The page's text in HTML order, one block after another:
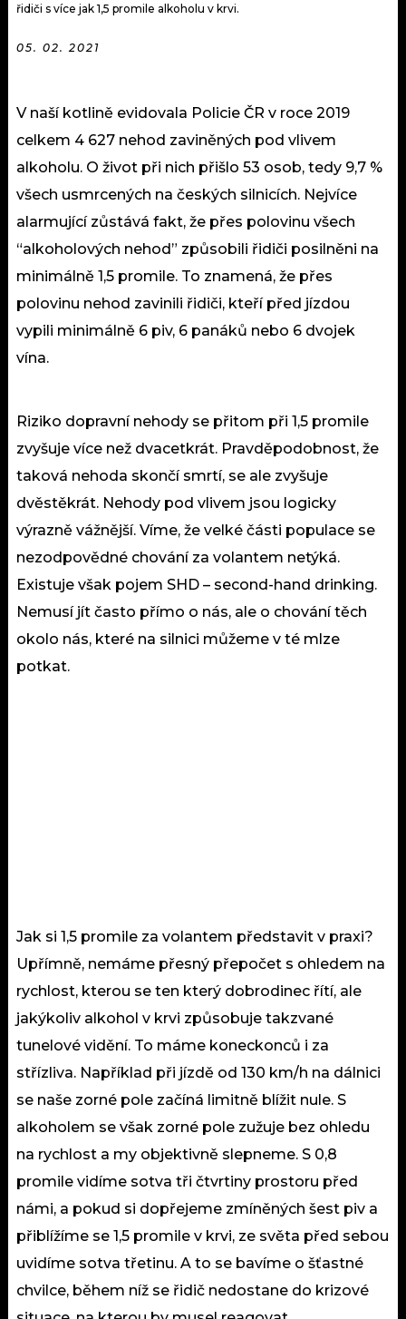
řidiči s více jak 1,5 promile alkoholu v krvi.
05. 02. 2021
V naší kotlině evidovala Policie ČR v roce 2019
celkem 4 627 nehod zaviněných pod vlivem
alkoholu. O život při nich přišlo 53 osob, tedy 9,7 %
všech usmrcených na českých silnicích. Nejvíce
alarmující zůstává fakt, že přes polovinu všech
“alkoholových nehod” způsobili řidiči posilněni na
minimálně 1,5 promile. To znamená, že přes
polovinu nehod zavinili řidiči, kteří před jízdou
vypili minimálně 6 piv, 6 panáků nebo 6 dvojek
vína.
Riziko dopravní nehody se přitom při 1,5 promile
zvyšuje více než dvacetkrát. Pravděpodobnost, že
taková nehoda skončí smrtí, se ale zvyšuje
dvěstěkrát. Nehody pod vlivem jsou logicky
výrazně vážnější. Víme, že velké části populace se
nezodpovědné chování za volantem netýká.
Existuje však pojem SHD – second-hand drinking.
Nemusí jít často přímo o nás, ale o chování těch
okolo nás, které na silnici můžeme v té mlze
potkat.
Jak si 1,5 promile za volantem představit v praxi?
Upřímně, nemáme přesný přepočet s ohledem na
rychlost, kterou se ten který dobrodinec řítí, ale
jakýkoliv alkohol v krvi způsobuje takzvané
tunelové vidění. To máme koneckonců i za
střízliva. Například při jízdě od 130 km/h na dálnici
se naše zorné pole začíná limitně blížit nule. S
alkoholem se však zorné pole zužuje bez ohledu
na rychlost a my objektivně slepneme. S 0,8
promile vidíme sotva tři čtvrtiny prostoru před
námi, a pokud si dopřejeme zmíněných šest piv a
přiblížíme se 1,5 promile v krvi, ze světa před sebou
uvidíme sotva třetinu. A to se bavíme o šťastné
chvilce, během níž se řidič nedostane do krizové